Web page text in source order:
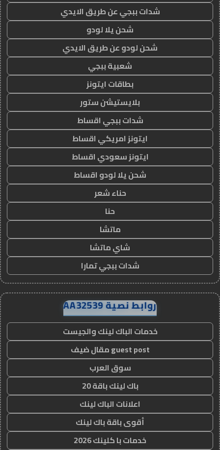
شدات ببجي عن طريق الايدي
شحن يلا لودو
شحن لودو عن طريق الايدي
شعبية ببجي
بطاقات ايتونز
بلايستيشن ستور
شدات ببجي اقساط
ايتونز امريكي اقساط
ايتونز سعودي اقساط
شحن يلا لودو اقساط
حناء شعر
حنا
ماتشا
شاي ماتشا
شدات ببجي تمارا
روابط نصية AA32539
خدمات الباك لينك والجيست
guest post مقال ضيف
سوق العرب
باك لينك باقة 20
اعلانات الباك لينك
أقوى باقة باك لينك
خدمات با كلينك 2026